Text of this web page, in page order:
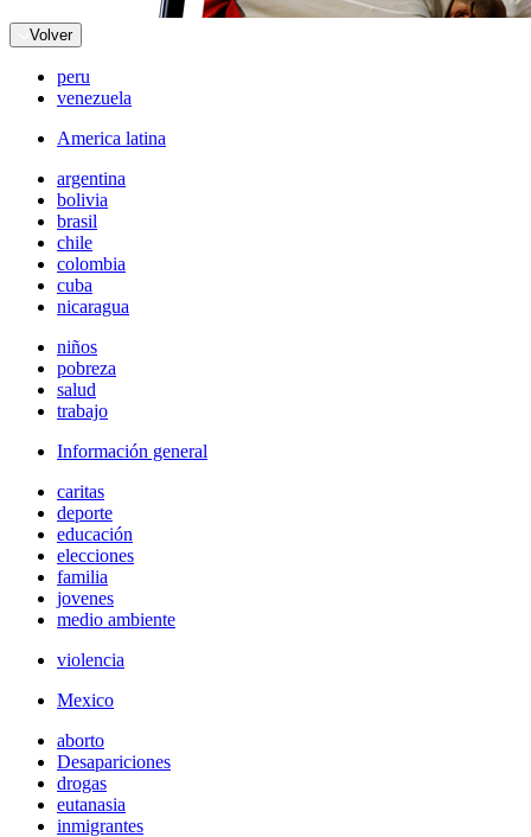
Volver
peru
venezuela
America latina
argentina
bolivia
brasil
chile
colombia
cuba
nicaragua
niños
pobreza
salud
trabajo
Información general
caritas
deporte
educación
elecciones
familia
jovenes
medio ambiente
violencia
Mexico
aborto
Desapariciones
drogas
eutanasia
inmigrantes